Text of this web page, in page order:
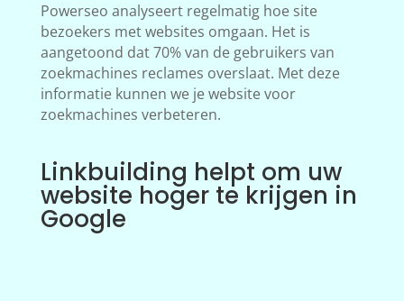
Powerseo analyseert regelmatig hoe site
bezoekers met websites omgaan. Het is
aangetoond dat 70% van de gebruikers van
zoekmachines reclames overslaat. Met deze
informatie kunnen we je website voor
zoekmachines verbeteren.
Linkbuilding helpt om uw
website hoger te krijgen in
Google